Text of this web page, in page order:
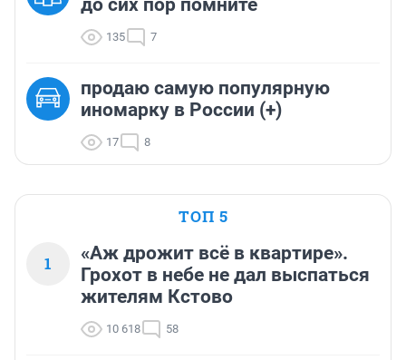
до сих пор помните
135 7
продаю самую популярную
иномарку в России (+)
17 8
ТОП 5
1
«Аж дрожит всё в квартире».
Грохот в небе не дал выспаться
жителям Кстово
10 618 58